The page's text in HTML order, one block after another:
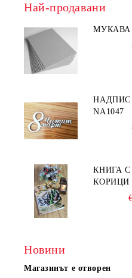
Най-продавани
НАДПИС
NA1047
КНИГА
КОРИЦИ
Новини
Магазинът е отворен